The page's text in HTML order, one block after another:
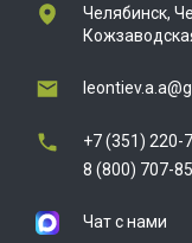
Челябинск,
+7 (351) 220-
8 (800) 707-
Чат с нами